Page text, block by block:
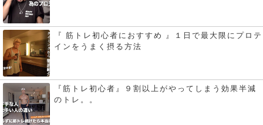
『 筋トレ初心者におすすめ 』１日で最大限にプロテ
インをうまく摂る方法
『筋トレ初心者』９割以上がやってしまう効果半減
のトレ。。